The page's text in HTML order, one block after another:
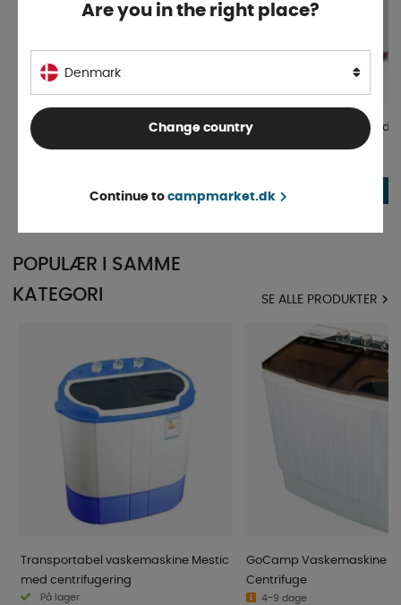
Biocool Wash vaskemiddel
KØB!
Biocool Wash vaskemiddel
75 DKK
POPULÆR I SAMME
KATEGORI
SE ALLE PRODUKTER
Transportabel vaskemaskine Mestic
med centrifugering
På lager
GoCamp Vaskemaskine
Centrifuge
4-9 dage
Are you in the right place?
Denmark
Change country
Continue to campmarket.dk